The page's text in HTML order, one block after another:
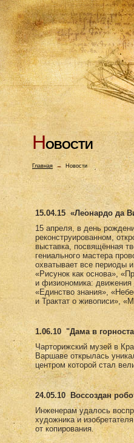
НОВОСТИ
Главная→ Новости
15.04.15 «Леонардо да
15 апреля, в день
реконструированном,
выставка, посвящённая
гениального мастера
охватывает все периоды
«Рисунок как основа»,
и физиономика: движения
«Единство знания»,
и Трактат о живописи»,
1.06.10 "Дама в
Чарторижский музей в
Варшаве открылась
центром которой стал
24.05.10
Воссоздан
Инженерам удалось
художника и
от копирования.